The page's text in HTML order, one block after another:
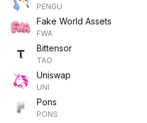
PENGU
Fake World Assets
FWA
Bittensor
TAO
Uniswap
UNI
Pons
PONS